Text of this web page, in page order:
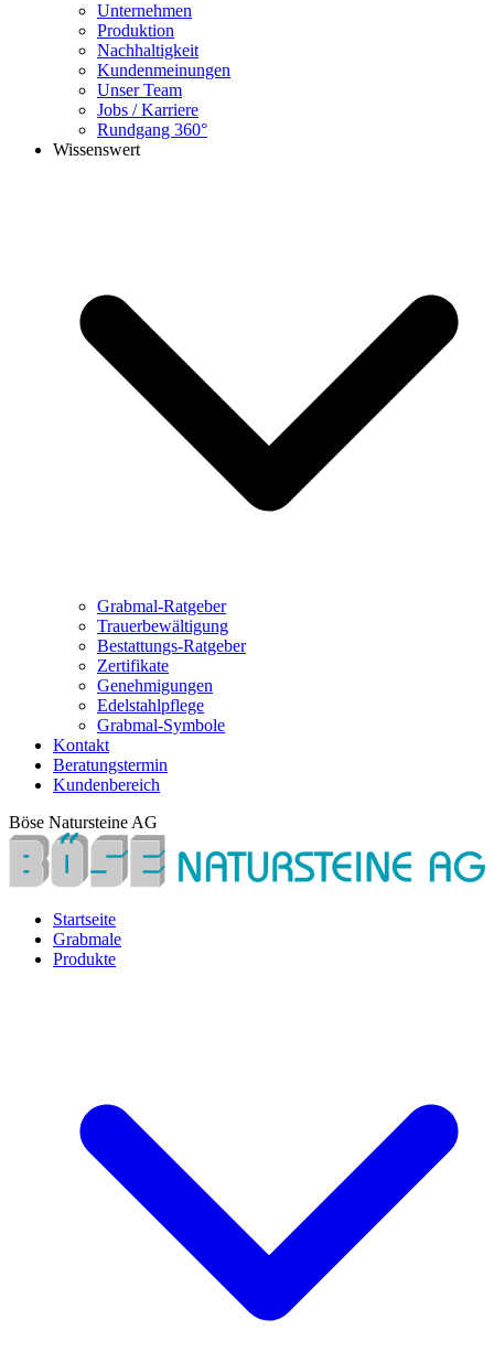
Unternehmen
Produktion
Nachhaltigkeit
Kundenmeinungen
Unser Team
Jobs / Karriere
Rundgang 360°
Wissenswert
Grabmal-Ratgeber
Trauerbewältigung
Bestattungs-Ratgeber
Zertifikate
Genehmigungen
Edelstahlpflege
Grabmal-Symbole
Kontakt
Beratungstermin
Kundenbereich
Böse Natursteine AG
Startseite
Grabmale
Produkte